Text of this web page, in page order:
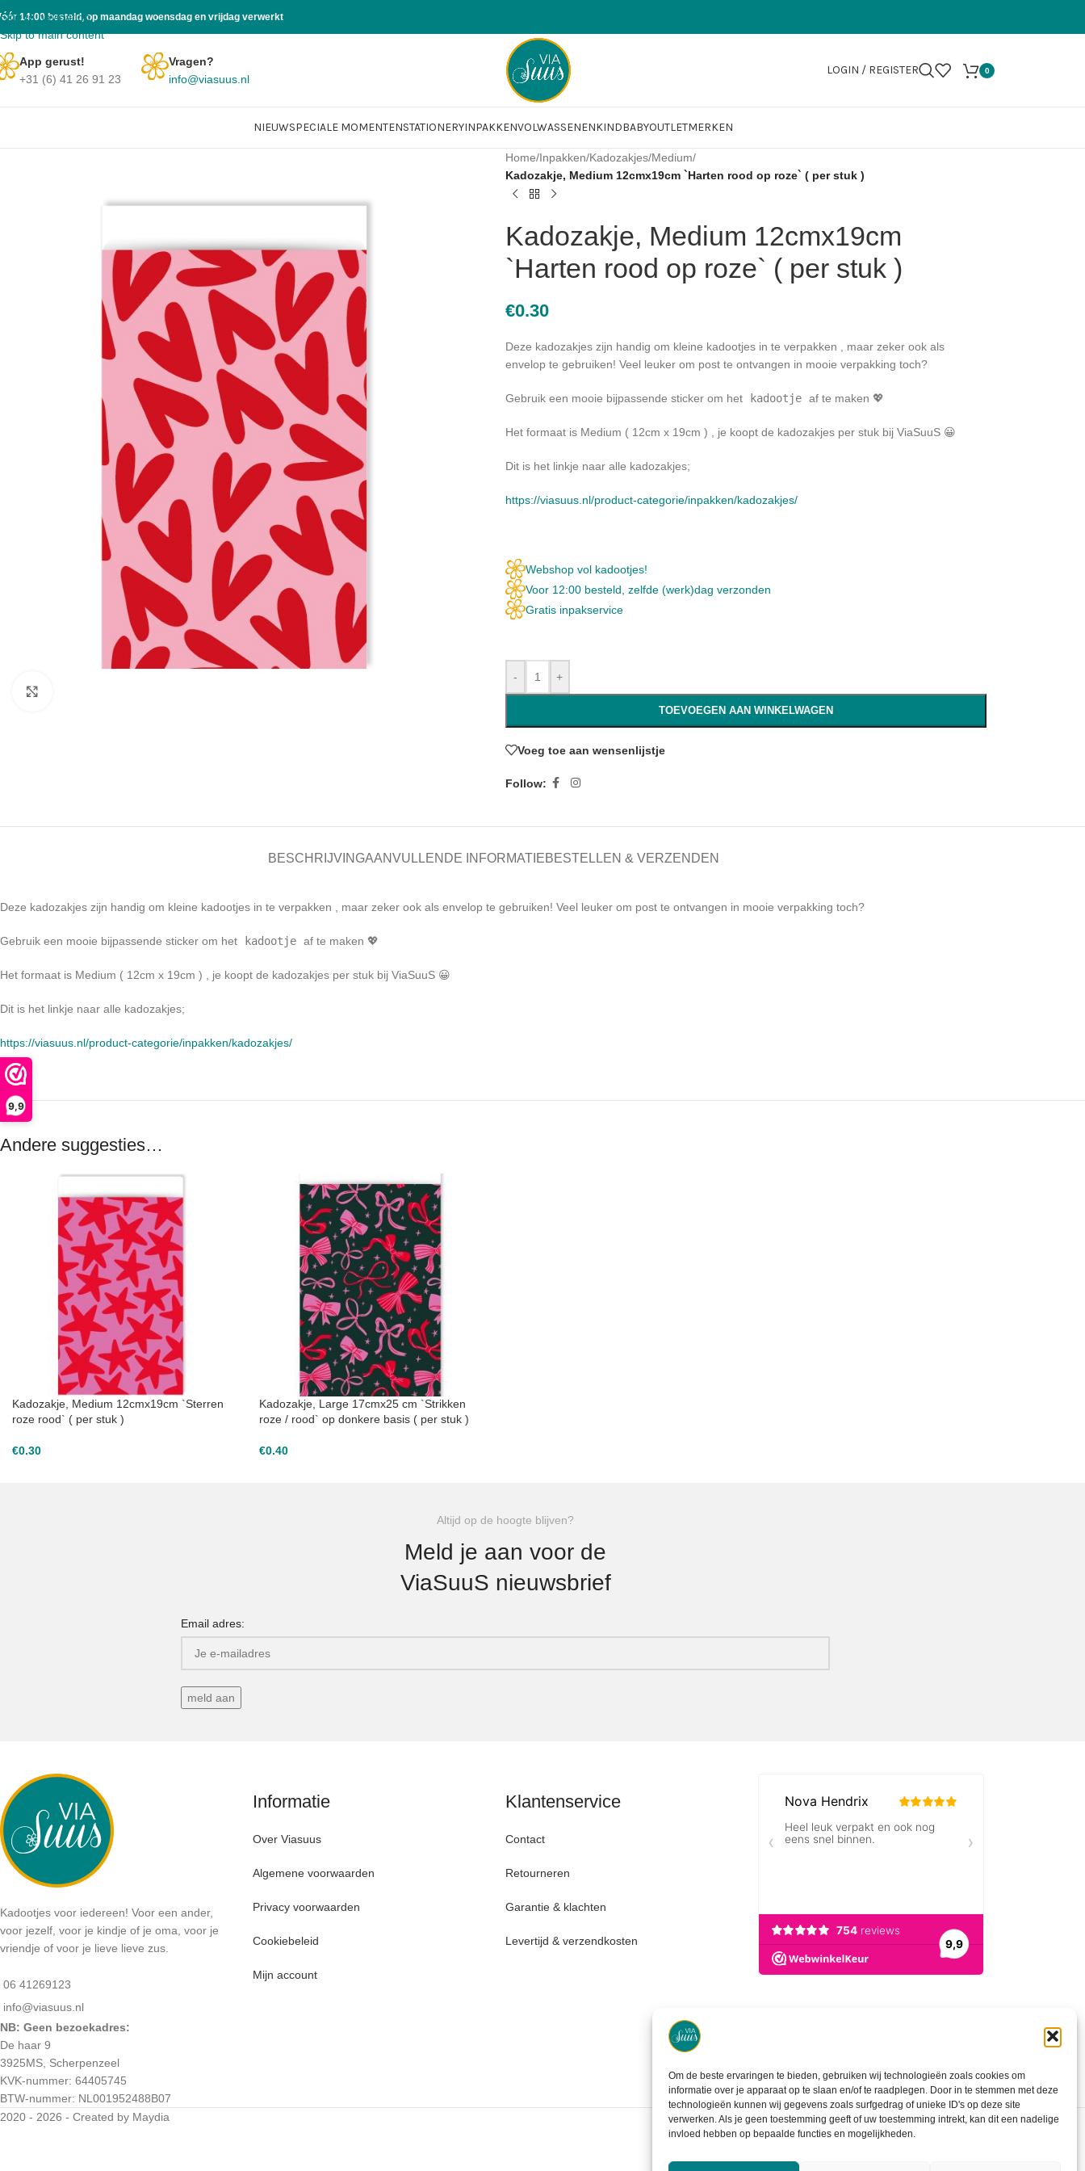
9,9
Om de beste ervaringen te bieden, gebruiken wij technologieën zoals cookies om
informatie over je apparaat op te slaan en/of te raadplegen. Door in te stemmen met deze
technologieën kunnen wij gegevens zoals surfgedrag of unieke ID's op deze site
verwerken. Als je geen toestemming geeft of uw toestemming intrekt, kan dit een nadelige
invloed hebben op bepaalde functies en mogelijkheden.
Skip to navigation
Skip to main content
14:00 besteld, op maandag woensdag en vrijdag verwerkt
App gerust!
+31 (6) 41 26 91 23
Vragen?
info@viasuus.nl
LOGIN / REGISTER 0
NIEUWSPECIALE MOMENTENSTATIONERYINPAKKENVOLWASSENENKINDBABYOUTLETMERKEN
Home/Inpakken/Kadozakjes/Medium/
Kadozakje, Medium 12cmx19cm `Harten rood op roze` ( per stuk )
Kadozakje, Medium 12cmx19cm
`Harten rood op roze` ( per stuk )
€0.30
Deze kadozakjes zijn handig om kleine kadootjes in te verpakken , maar zeker ook als
envelop te gebruiken! Veel leuker om post te ontvangen in mooie verpakking toch?
Gebruik een mooie bijpassende sticker om het kadootje af te maken 💖
Het formaat is Medium ( 12cm x 19cm ) , je koopt de kadozakjes per stuk bij ViaSuuS 😀
Dit is het linkje naar alle kadozakjes;
https://viasuus.nl/product-categorie/inpakken/kadozakjes/
Webshop vol kadootjes!
Voor 12:00 besteld, zelfde (werk)dag verzonden
Gratis inpakservice
- +
TOEVOEGEN AAN WINKELWAGEN
Voeg toe aan wensenlijstje
Follow:
BESCHRIJVINGAANVULLENDE INFORMATIEBESTELLEN & VERZENDEN
Deze kadozakjes zijn handig om kleine kadootjes in te verpakken , maar zeker ook als envelop te gebruiken! Veel leuker om post te ontvangen in mooie verpakking toch?
Gebruik een mooie bijpassende sticker om het kadootje af te maken 💖
Het formaat is Medium ( 12cm x 19cm ) , je koopt de kadozakjes per stuk bij ViaSuuS 😀
Dit is het linkje naar alle kadozakjes;
https://viasuus.nl/product-categorie/inpakken/kadozakjes/
Andere suggesties…
Kadozakje, Medium 12cmx19cm `Sterren
roze rood` ( per stuk )
€0.30
Kadozakje, Large 17cmx25 cm `Strikken
roze / rood` op donkere basis ( per stuk )
€0.40
Altijd op de hoogte blijven?
Meld je aan voor de
ViaSuuS nieuwsbrief
Email adres:
Kadootjes voor iedereen! Voor een ander,
voor jezelf, voor je kindje of je oma, voor je
vriendje of voor je lieve lieve zus.
06 41269123
info@viasuus.nl
NB: Geen bezoekadres:
De haar 9
3925MS, Scherpenzeel
KVK-nummer: 64405745
BTW-nummer: NL001952488B07
Informatie
Over Viasuus
Algemene voorwaarden
Privacy voorwaarden
Cookiebeleid
Mijn account
Klantenservice
Contact
Retourneren
Garantie & klachten
Levertijd & verzendkosten
2020 - 2026 - Created by Maydia